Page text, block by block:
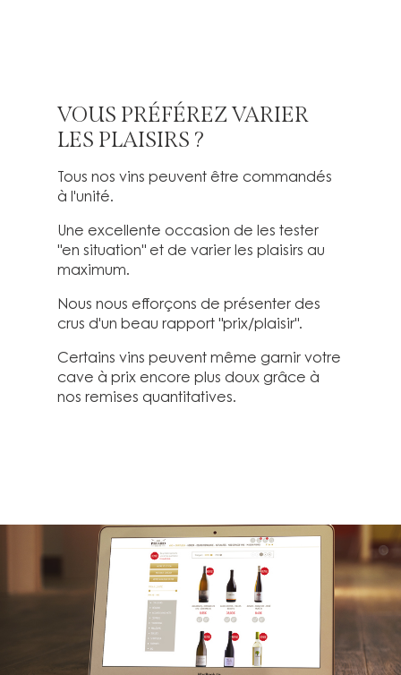
VOUS PRÉFÉREZ VARIER
LES PLAISIRS ?
Tous nos vins peuvent être commandés
à l'unité.
Une excellente occasion de les tester
"en situation" et de varier les plaisirs au
maximum.
Nous nous efforçons de présenter des
crus d'un beau rapport "prix/plaisir".
Certains vins peuvent même garnir votre
cave à prix encore plus doux grâce à
nos remises quantitatives.